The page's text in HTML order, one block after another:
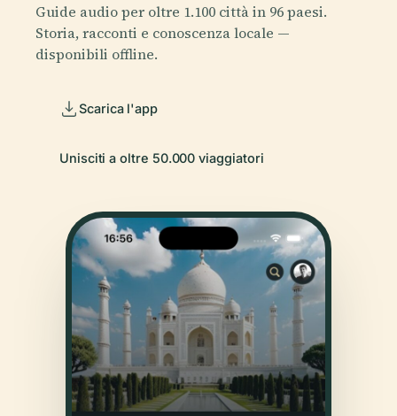
Guide audio per oltre 1.100 città in 96 paesi.
Storia, racconti e conoscenza locale —
disponibili offline.
Scarica l'app
Unisciti a oltre 50.000 viaggiatori